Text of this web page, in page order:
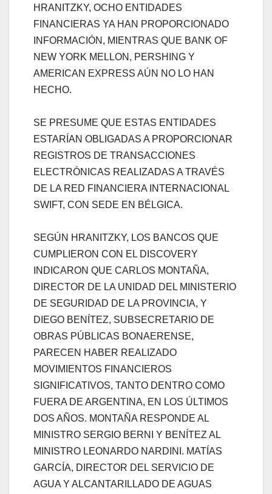
HRANITZKY, OCHO ENTIDADES
FINANCIERAS YA HAN PROPORCIONADO
INFORMACIÓN, MIENTRAS QUE BANK OF
NEW YORK MELLON, PERSHING Y
AMERICAN EXPRESS AÚN NO LO HAN
HECHO.
SE PRESUME QUE ESTAS ENTIDADES
ESTARÍAN OBLIGADAS A PROPORCIONAR
REGISTROS DE TRANSACCIONES
ELECTRÓNICAS REALIZADAS A TRAVÉS
DE LA RED FINANCIERA INTERNACIONAL
SWIFT, CON SEDE EN BÉLGICA.
SEGÚN HRANITZKY, LOS BANCOS QUE
CUMPLIERON CON EL DISCOVERY
INDICARON QUE CARLOS MONTAÑA,
DIRECTOR DE LA UNIDAD DEL MINISTERIO
DE SEGURIDAD DE LA PROVINCIA, Y
DIEGO BENÍTEZ, SUBSECRETARIO DE
OBRAS PÚBLICAS BONAERENSE,
PARECEN HABER REALIZADO
MOVIMIENTOS FINANCIEROS
SIGNIFICATIVOS, TANTO DENTRO COMO
FUERA DE ARGENTINA, EN LOS ÚLTIMOS
DOS AÑOS. MONTAÑA RESPONDE AL
MINISTRO SERGIO BERNI Y BENÍTEZ AL
MINISTRO LEONARDO NARDINI. MATÍAS
GARCÍA, DIRECTOR DEL SERVICIO DE
AGUA Y ALCANTARILLADO DE AGUAS